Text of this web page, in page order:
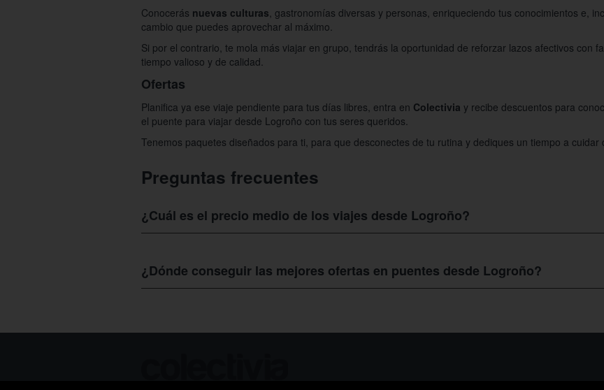
Conocerás nuevas culturas, gastronomías diversas y personas, enriqueciendo tus conocimientos e,
cambio que puedes aprovechar al máximo.
Si por el contrario, te mola más viajar en grupo, tendrás la oportunidad de reforzar lazos afectivos con
tiempo valioso y de calidad.
Ofertas
Planifica ya ese viaje pendiente para tus días libres, entra en Colectivia y recibe descuentos para
el puente para viajar desde Logroño con tus seres queridos.
Tenemos paquetes diseñados para ti, para que desconectes de tu rutina y dediques un tiempo a cuidar
Preguntas frecuentes
¿Cuál es el precio medio de los viajes desde Logroño?
que decidas pasar en tu destino.
¿Dónde conseguir las mejores ofertas en puentes desde Logroño?
apetezca.